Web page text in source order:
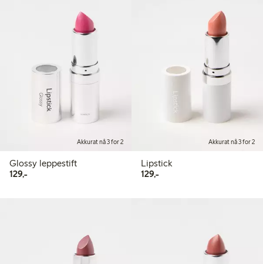
Akkurat nå 3 for 2
Glossy leppestift
129,-129,00 kr
Akkurat nå 3 for 2
Lipstick
129,-129,00 kr